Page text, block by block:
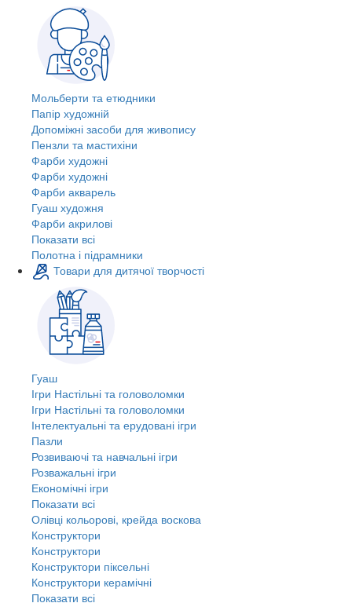
Мольберти та етюдники
Папір художній
Допоміжні засоби для живопису
Пензли та мастихіни
Фарби художні
Фарби художні
Фарби акварель
Гуаш художня
Фарби акрилові
Показати всі
Полотна і підрамники
Товари для дитячої творчості
Гуаш
Ігри Настільні та головоломки
Ігри Настільні та головоломки
Інтелектуальні та ерудовані ігри
Пазли
Розвиваючі та навчальні ігри
Розважальні ігри
Економічні ігри
Показати всі
Олівці кольорові, крейда воскова
Конструктори
Конструктори
Конструктори піксельні
Конструктори керамічні
Показати всі